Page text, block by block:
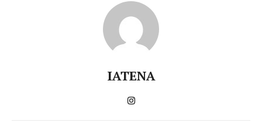
IATENA